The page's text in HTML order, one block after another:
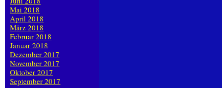
Mai 2018
April 2018
März 2018
Februar 2018
Januar 2018
Dezember 2017
November 2017
Oktober 2017
September 2017